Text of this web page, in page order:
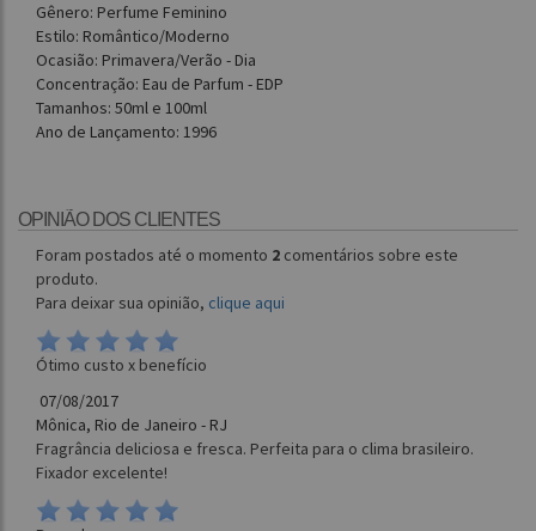
Gênero: Perfume Feminino
Estilo: Romântico/Moderno
Ocasião: Primavera/Verão - Dia
Concentração: Eau de Parfum - EDP
Tamanhos: 50ml e 100ml
Ano de Lançamento: 1996
OPINIÃO DOS CLIENTES
Foram postados até o momento 2 comentários sobre este
produto.
Para deixar sua opinião, clique aqui
Ótimo custo x benefício
07/08/2017
Mônica, Rio de Janeiro - RJ
Fragrância deliciosa e fresca. Perfeita para o clima brasileiro.
Fixador excelente!